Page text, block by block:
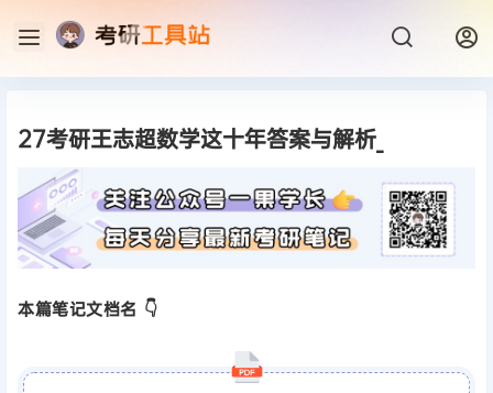
27考研王志超数学这十年答案与解析_
本篇笔记文档名 👇